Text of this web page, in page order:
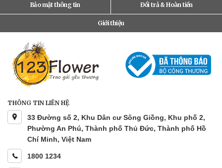
Bảo mật thông tin Đổi trả & Hoàn tiền
Giới thiệu
THÔNG TIN LIÊN HỆ
33 Đường số 2, Khu Dân cư Sông Giồng, Khu phố 2,
Phường An Phú, Thành phố Thủ Đức, Thành phố Hồ
Chí Minh, Việt Nam
1800 1234